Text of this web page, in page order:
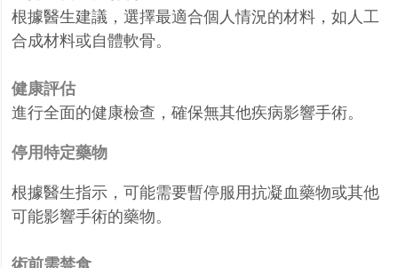
根據醫生建議，選擇最適合個人情況的材料，如人工
合成材料或自體軟骨。
健康評估
進行全面的健康檢查，確保無其他疾病影響手術。
停用特定藥物
根據醫生指示，可能需要暫停服用抗凝血藥物或其他
可能影響手術的藥物。